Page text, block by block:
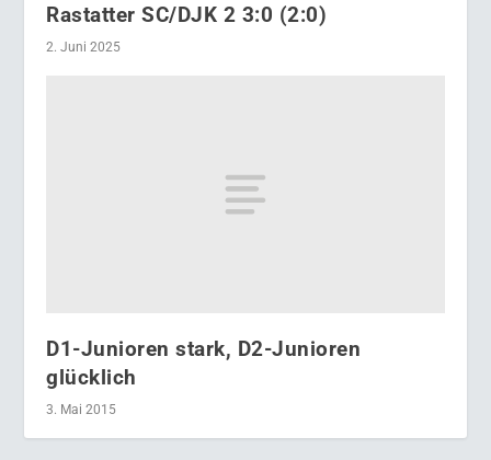
Rastatter SC/DJK 2 3:0 (2:0)
2. Juni 2025
D1-Junioren stark, D2-Junioren
glücklich
3. Mai 2015